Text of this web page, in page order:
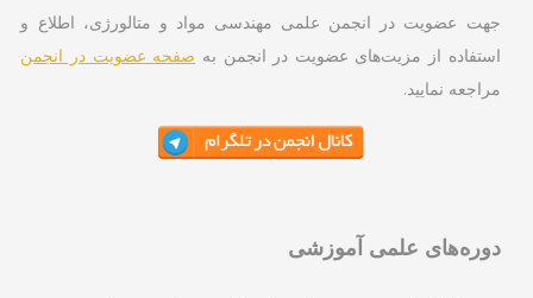
عضویت در انجمن علمی مهندسی مواد و متالورژی، اطلاع و
از مزیت‌های عضویت در انجمن بهصفحه عضویت در انجمن
نمایید.
علمی آموزشی